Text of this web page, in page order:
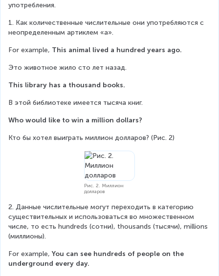
употребления.
1. Как количественные числительные они употребляются с
неопределенным артиклем «а».
For example, This animal lived a hundred years ago.
Это животное жило сто лет назад.
This library has a thousand books.
В этой библиотеке имеется тысяча книг.
Who would like to win a million dollars?
Кто бы хотел выиграть миллион долларов? (Рис. 2)
Рис. 2. Миллион
долларов
2. Данные числительные могут переходить в категорию
существительных и использоваться во множественном
числе, то есть hundreds (сотни), thousands (тысячи), millions
(миллионы).
For example, You can see hundreds of people on the
underground every day.